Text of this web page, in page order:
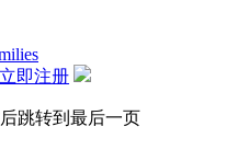
立即注册
跳转到最后一页